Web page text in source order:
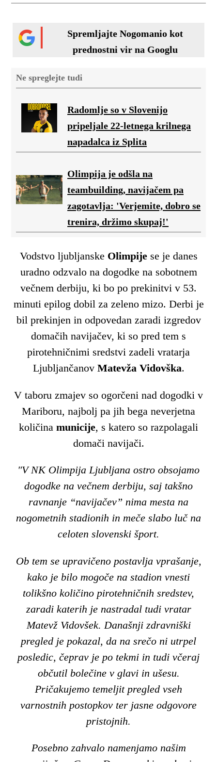
Spremljajte Nogomanio kot
prednostni vir na Googlu
Ne spreglejte tudi
Radomlje so v Slovenijo
pripeljale 22-letnega krilnega
napadalca iz Splita
Olimpija je odšla na
teambuilding, navijačem pa
zagotavlja: 'Verjemite, dobro se
trenira, držimo skupaj!'
Vodstvo ljubljanske Olimpije se je danes
uradno odzvalo na dogodke na sobotnem
večnem derbiju, ki bo po prekinitvi v 53.
minuti epilog dobil za zeleno mizo. Derbi je
bil prekinjen in odpovedan zaradi izgredov
domačih navijačev, ki so pred tem s
pirotehničnimi sredstvi zadeli vratarja
Ljubljančanov Matevža Vidovška.
V taboru zmajev so ogorčeni nad dogodki v
Mariboru, najbolj pa jih bega neverjetna
količina municije, s katero so razpolagali
domači navijači.
"V NK Olimpija Ljubljana ostro obsojamo
dogodke na večnem derbiju, saj takšno
ravnanje “navijačev” nima mesta na
nogometnih stadionih in meče slabo luč na
celoten slovenski šport.
Ob tem se upravičeno postavlja vprašanje,
kako je bilo mogoče na stadion vnesti
tolikšno količino pirotehničnih sredstev,
zaradi katerih je nastradal tudi vratar
Matevž Vidovšek. Današnji zdravniški
pregled je pokazal, da na srečo ni utrpel
posledic, čeprav je po tekmi in tudi včeraj
občutil bolečine v glavi in ušesu.
Pričakujemo temeljit pregled vseh
varnostnih postopkov ter jasne odgovore
pristojnih.
Posebno zahvalo namenjamo našim